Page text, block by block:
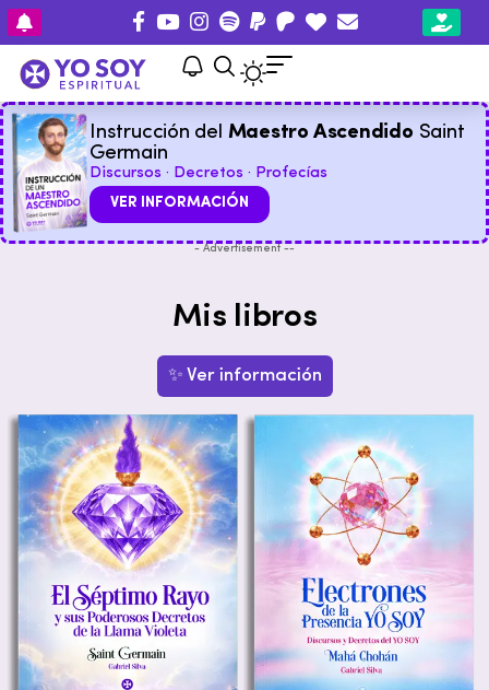
Instrucción del Maestro Ascendido Saint
Germain
Discursos · Decretos · Profecías
VER INFORMACIÓN
- Advertisement --
Mis libros
✨ Ver información